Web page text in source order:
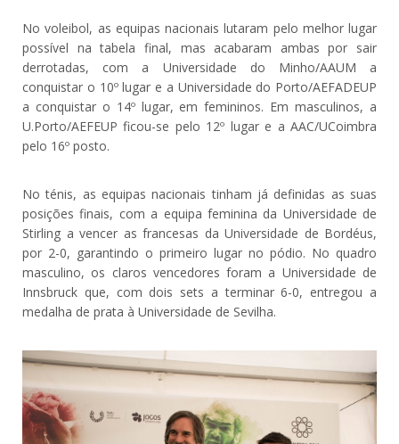
No voleibol, as equipas nacionais lutaram pelo melhor lugar
possível na tabela final, mas acabaram ambas por sair
derrotadas, com a Universidade do Minho/AAUM a
conquistar o 10º lugar e a Universidade do Porto/AEFADEUP
a conquistar o 14º lugar, em femininos. Em masculinos, a
U.Porto/AEFEUP ficou-se pelo 12º lugar e a AAC/UCoimbra
pelo 16º posto.
No ténis, as equipas nacionais tinham já definidas as suas
posições finais, com a equipa feminina da Universidade de
Stirling a vencer as francesas da Universidade de Bordéus,
por 2-0, garantindo o primeiro lugar no pódio. No quadro
masculino, os claros vencedores foram a Universidade de
Innsbruck que, com dois sets a terminar 6-0, entregou a
medalha de prata à Universidade de Sevilha.